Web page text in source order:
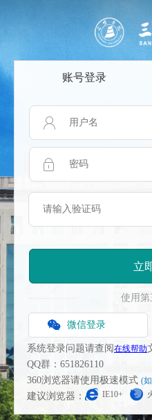
账号登录
立
使用第
微信登录
系统登录问题请查阅在线帮助
QQ群：651826110
360浏览器请使用极速模式 (
建议浏览器： IE10+